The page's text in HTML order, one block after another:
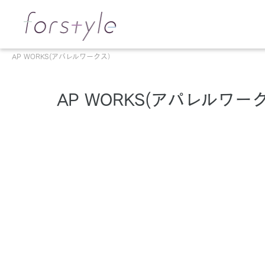
AP WORKS(アパレルワークス）
AP WORKS(アパレルワー